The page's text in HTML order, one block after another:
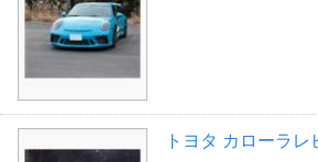
トヨタ カローラレ